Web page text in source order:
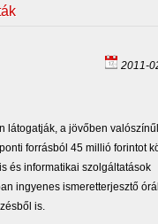
2011-
látogatják, a jövőben
forrásból 45 millió forintot
és informatikai szolgáltatások
ingyenes ismeretterjesztő
is.